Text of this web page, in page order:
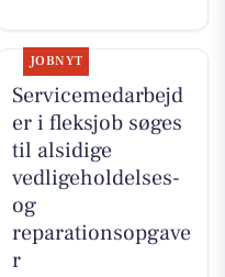
JOBNYT
Servicemedarbejd
er i fleksjob søges
til alsidige
vedligeholdelses-
og
reparationsopgave
r